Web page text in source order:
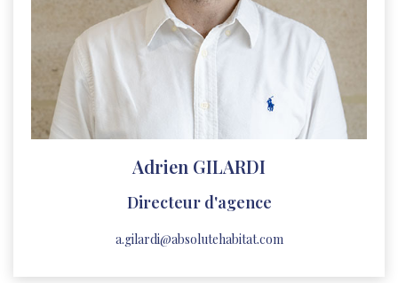
Adrien GILARDI
Directeur d'agence
a.gilardi@absolutehabitat.com